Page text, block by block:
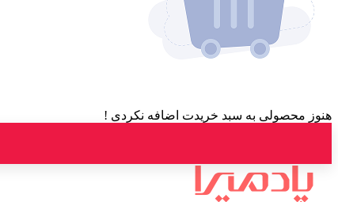
هنوز محصولی به سبد خریدت اضافه نکردی !